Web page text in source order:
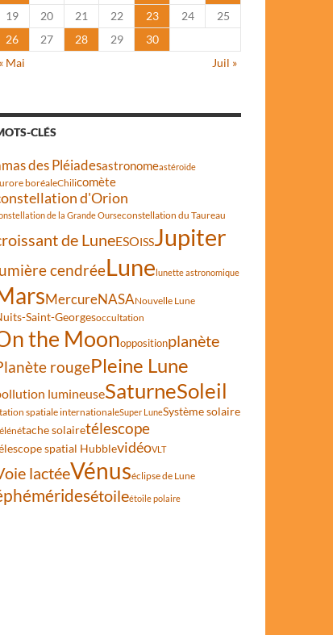
19
20 21 22 23 24
25
26
27 28 29
30
« Mai
Juil »
CLÉS
des Pléiadesastronomeastéroïde
boréaleChilicomète
d'Orion
de la Grande Ourseconstellation du Taureau
de LuneESOISSJupiter
cendréeLunelunette astronomique
MercureNASANouvelle Lune
Saint-Georgesoccultation
the Moonoppositionplanète
rougePleine Lune
lumineuseSaturneSoleil
spatiale internationaleSuper LuneSystème solaire
tache solairetélescope
spatial HubblevidéoVLT
lactéeVénuséclipse de Lune
étoileétoile polaire